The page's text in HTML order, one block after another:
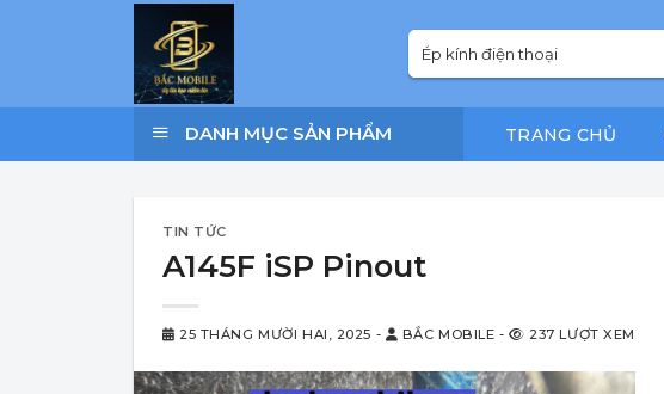
dung
Tìm
kiếm:
DANH MỤC SẢN PHẨM TRANG CHỦ
TIN TỨC
A145F iSP Pinout
25 THÁNG MƯỜI HAI, 2025 - BẮC MOBILE - 237 LƯỢT XEM